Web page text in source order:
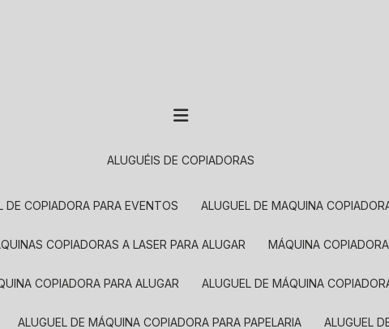
ALUGUÉIS DE COPIADORAS
DE COPIADORA PARA EVENTOS ALUGUEL DE MAQUINA
COPIADORAS A LASER PARA ALUGAR MÁQUINA
COPIADORA PARA ALUGAR ALUGUEL DE MÁQUINA
ALUGUEL DE MÁQUINA COPIADORA PARA PAPELARIA ALUGUEL